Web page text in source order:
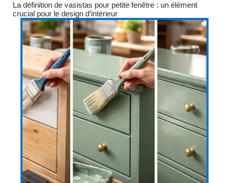
La définition de vasistas pour petite fenêtre : un élément
crucial pour le design d’intérieur